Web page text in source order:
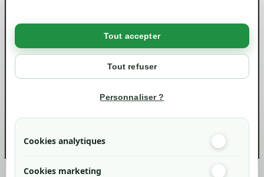
Tout accepter
Tout refuser
Personnaliser ?
Cookies analytiques
Cookies marketing
Politique de confidentialité RGPD
Votre compte
info@green-tech-shop.com